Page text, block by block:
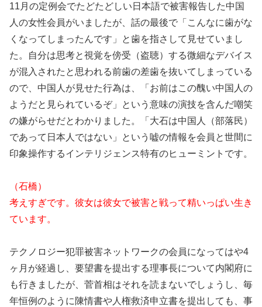
11月の定例会でたどたどしい日本語で被害報告した中国
人の女性会員がいましたが、話の最後で「こんなに歯がな
くなってしまったんです」と歯を指さして見せていまし
た。自分は思考と視覚を傍受（盗聴）する微細なデバイス
が混入されたと思われる前歯の差歯を抜いてしまっている
ので、中国人が見せた行為は、「お前はこの醜い中国人の
ようだと見られているぞ」という意味の演技を含んだ嘲笑
の嫌がらせだとわかりました。「大石は中国人（部落民）
であって日本人ではない」という嘘の情報を会員と世間に
印象操作するインテリジェンス特有のヒューミントです。
（石橋）
考えすぎです。彼女は彼女で被害と戦って精いっぱい生き
ています。
テクノロジー犯罪被害ネットワークの会員になってはや4
ヶ月が経過し、要望書を提出する理事長について内閣府に
も行きましたが、菅首相はそれを読まないでしょうし、毎
年恒例のように陳情書や人権救済申立書を提出しても、事